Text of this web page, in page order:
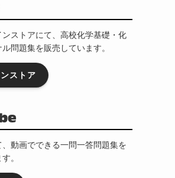
ストアにて、高校化学基礎・化
問題集を販売しています。
ストア
動画でできる一問一答問題集を
。